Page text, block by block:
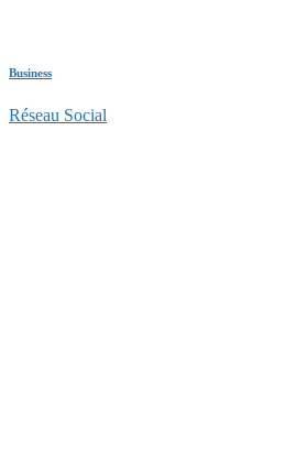
Business
Réseau Social